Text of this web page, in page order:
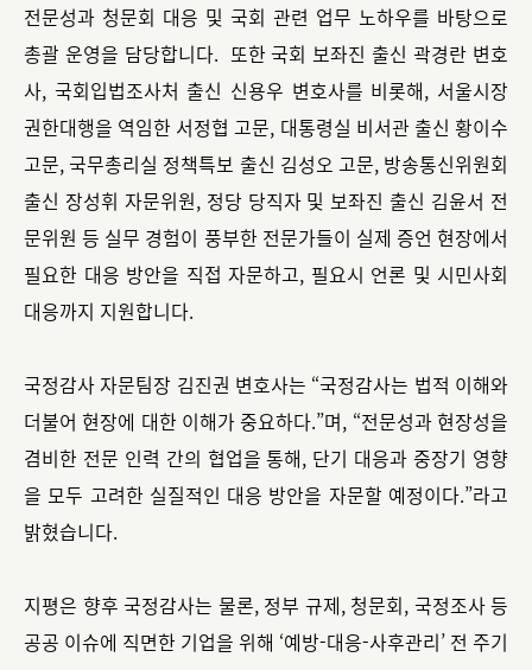
전문성과 청문회 대응 및 국회 관련 업무 노하우를 바탕으로
총괄 운영을 담당합니다. 또한 국회 보좌진 출신 곽경란 변호
사, 국회입법조사처 출신 신용우 변호사를 비롯해, 서울시장
권한대행을 역임한 서정협 고문, 대통령실 비서관 출신 황이수
고문, 국무총리실 정책특보 출신 김성오 고문, 방송통신위원회
출신 장성휘 자문위원, 정당 당직자 및 보좌진 출신 김윤서 전
문위원 등 실무 경험이 풍부한 전문가들이 실제 증언 현장에서
필요한 대응 방안을 직접 자문하고, 필요시 언론 및 시민사회
대응까지 지원합니다.
국정감사 자문팀장 김진권 변호사는 “국정감사는 법적 이해와
더불어 현장에 대한 이해가 중요하다.”며, “전문성과 현장성을
겸비한 전문 인력 간의 협업을 통해, 단기 대응과 중장기 영향
을 모두 고려한 실질적인 대응 방안을 자문할 예정이다.”라고
밝혔습니다.
지평은 향후 국정감사는 물론, 정부 규제, 청문회, 국정조사 등
공공 이슈에 직면한 기업을 위해 ‘예방-대응-사후관리’ 전 주기